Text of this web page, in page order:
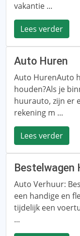
vakantie ...
Lees verder
Auto Huren
Auto HurenAuto
houden?Als je
huurauto, zijn er
rekening m ...
Lees verder
Bestelwagen
Auto Verhuur:
een handige en
tijdelijk een
...